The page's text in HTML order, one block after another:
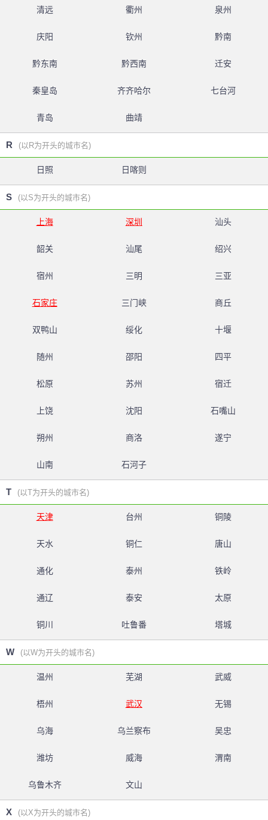
清远 衢州 泉州
庆阳 钦州 黔南
黔东南 黔西南 迁安
秦皇岛 齐齐哈尔 七台河
青岛 曲靖
R (以R为开头的城市名)
日照 日喀则
S (以S为开头的城市名)
上海 深圳 汕头
韶关 汕尾 绍兴
宿州 三明 三亚
石家庄 三门峡 商丘
双鸭山 绥化 十堰
随州 邵阳 四平
松原 苏州 宿迁
上饶 沈阳 石嘴山
朔州 商洛 遂宁
山南 石河子
T (以T为开头的城市名)
天津 台州 铜陵
天水 铜仁 唐山
通化 泰州 铁岭
通辽 泰安 太原
铜川 吐鲁番 塔城
W (以W为开头的城市名)
温州 芜湖 武威
梧州 武汉 无锡
乌海 乌兰察布 吴忠
潍坊 威海 渭南
乌鲁木齐 文山
X (以X为开头的城市名)